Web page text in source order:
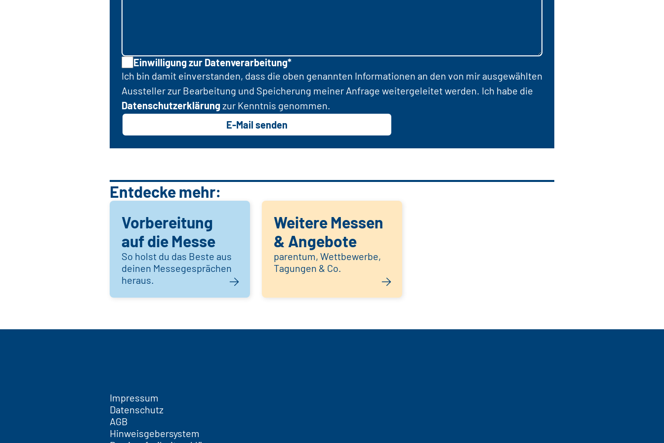
Einwilligung zur Datenverarbeitung*
Ich bin damit einverstanden, dass die oben genannten Informationen an den von mir ausgewählten
Aussteller zur Bearbeitung und Speicherung meiner Anfrage weitergeleitet werden. Ich habe die
Datenschutzerklärungzur Kenntnis genommen.
E-Mail senden
Entdecke mehr:
Vorbereitung
auf die Messe
So holst du das Beste aus
deinen Messegesprächen
heraus.
Weitere Messen
& Angebote
parentum, Wettbewerbe,
Tagungen & Co.
Impressum
Datenschutz
AGB
Hinweisgebersystem